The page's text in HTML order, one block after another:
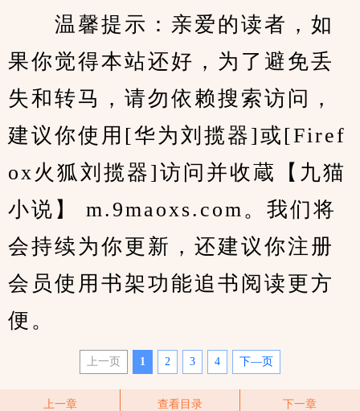
温馨提示：亲爱的读者，如
果你觉得本站还好，为了避免丢
失和转马，请勿依赖搜索访问，
建议你使用[华为刘揽器]或[Firef
ox火狐刘揽器]访问并收蔵【九猫
小说】 m.9maoxs.com。我们将
会持续为你更新，还建议你注册
会员使用书架功能追书阅读更方
便。
上一页 1 2 3 4 下—页
上一章 查看目录 下一章